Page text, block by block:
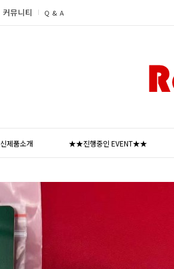
커뮤니티 Q & A
신제품소개 ★★진행중인 EVENT★★